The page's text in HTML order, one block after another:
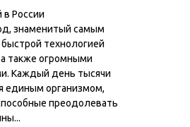
России
знаменитый самым
технологией
также огромными
Каждый день тысячи
единым организмом,
преодолевать